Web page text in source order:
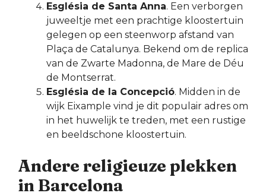
Església de Santa Anna. Een verborgen
juweeltje met een prachtige kloostertuin
gelegen op een steenworp afstand van
Plaça de Catalunya. Bekend om de replica
van de Zwarte Madonna, de Mare de Déu
de Montserrat.
Església de la Concepció. Midden in de
wijk Eixample vind je dit populair adres om
in het huwelijk te treden, met een rustige
en beeldschone kloostertuin.
Andere religieuze plekken
in Barcelona